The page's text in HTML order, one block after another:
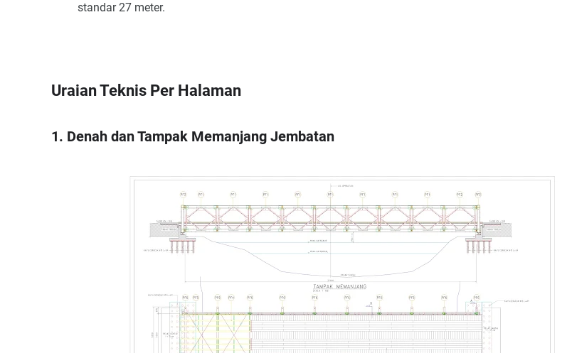
standar 27 meter.
Uraian Teknis Per Halaman
1. Denah dan Tampak Memanjang Jembatan